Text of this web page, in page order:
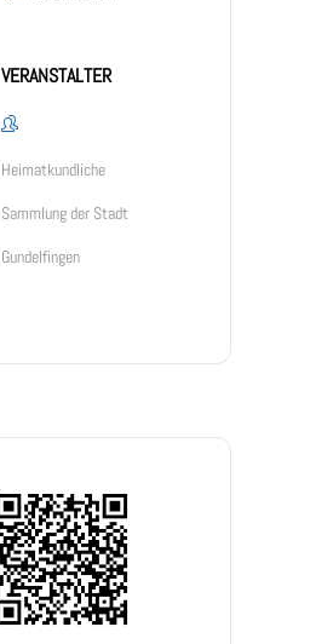
VERANSTALTER
Heimatkundliche
Sammlung der Stadt
Gundelfingen